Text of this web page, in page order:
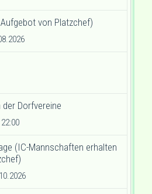
von Platzchef)
Dorfvereine
(IC-Mannschaften erhalten